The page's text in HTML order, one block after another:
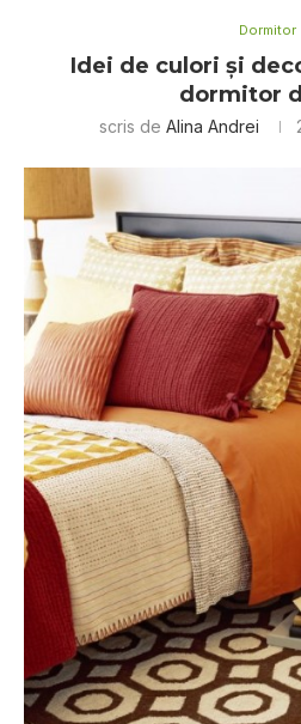
Dormitor
Idei de culori și
dormitor
scris de Alina Andrei